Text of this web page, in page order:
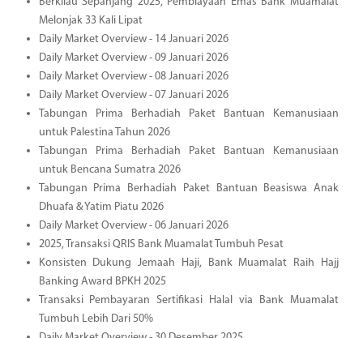
Melonjak 33 Kali Lipat
Daily Market Overview - 14 Januari 2026
Daily Market Overview - 09 Januari 2026
Daily Market Overview - 08 Januari 2026
Daily Market Overview - 07 Januari 2026
Tabungan Prima Berhadiah Paket Bantuan Kemanusiaan
untuk Palestina Tahun 2026
Tabungan Prima Berhadiah Paket Bantuan Kemanusiaan
untuk Bencana Sumatra 2026
Tabungan Prima Berhadiah Paket Bantuan Beasiswa Anak
Dhuafa & Yatim Piatu 2026
Daily Market Overview - 06 Januari 2026
2025, Transaksi QRIS Bank Muamalat Tumbuh Pesat
Konsisten Dukung Jemaah Haji, Bank Muamalat Raih Hajj
Banking Award BPKH 2025
Transaksi Pembayaran Sertifikasi Halal via Bank Muamalat
Tumbuh Lebih Dari 50%